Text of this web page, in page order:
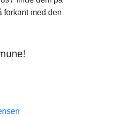
forkant med den